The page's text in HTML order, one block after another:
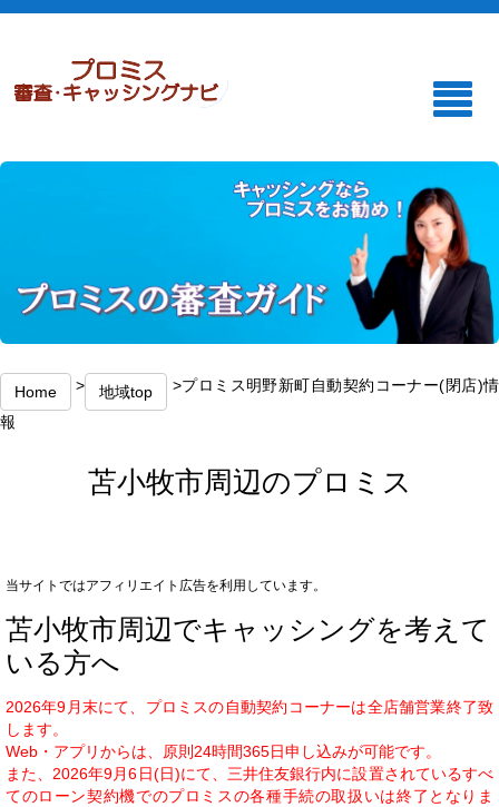
Home > 地域top >プロミス明野新町自動契約コーナー(閉店)情
報
苫小牧市周辺のプロミス
当サイトではアフィリエイト広告を利用しています。
苫小牧市周辺でキャッシングを考えて
いる方へ
2026年9月末にて、プロミスの自動契約コーナーは全店舗営業終了致
します。
Web・アプリからは、原則24時間365日申し込みが可能です。
また、2026年9月6日(日)にて、三井住友銀行内に設置されているすべ
てのローン契約機でのプロミスの各種手続の取扱いは終了となりま